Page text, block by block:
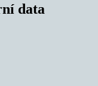
data